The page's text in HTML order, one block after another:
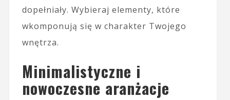
dopełniały. Wybieraj elementy, które
wkomponują się w charakter Twojego
wnętrza.
Minimalistyczne i
nowoczesne aranżacje